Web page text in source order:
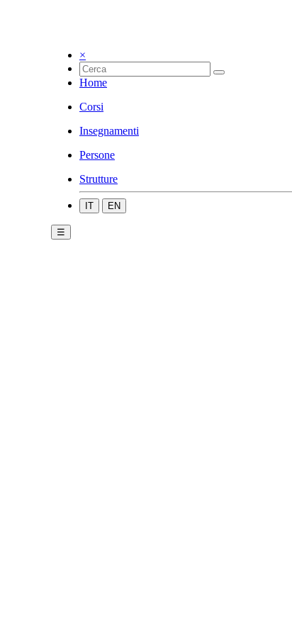
×
Home
Corsi
Insegnamenti
Persone
Strutture
IT EN
☰